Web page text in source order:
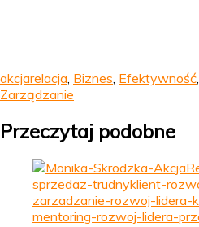
akcjarelacja, Biznes, Efektywność,
Zarządzanie
Przeczytaj podobne